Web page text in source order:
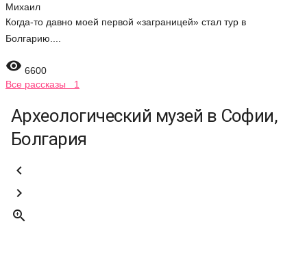
Михаил
Когда-то давно моей первой «заграницей» стал тур в
Болгарию....
 6600
Все рассказы 1
Археологический музей в Софии,
Болгария


